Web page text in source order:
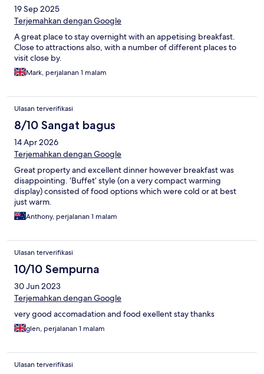
19 Sep 2025
Terjemahkan dengan Google
A great place to stay overnight with an appetising breakfast.
Close to attractions also, with a number of different places to
visit close by.
Mark, perjalanan 1 malam
Ulasan terverifikasi
8/10 Sangat bagus
14 Apr 2026
Terjemahkan dengan Google
Great property and excellent dinner however breakfast was
disappointing. ‘Buffet’ style (on a very compact warming
display) consisted of food options which were cold or at best
just warm.
Anthony, perjalanan 1 malam
Ulasan terverifikasi
10/10 Sempurna
30 Jun 2023
Terjemahkan dengan Google
very good accomadation and food exellent stay thanks
glen, perjalanan 1 malam
Ulasan terverifikasi